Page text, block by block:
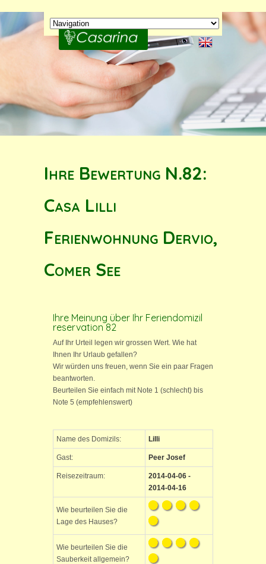
Ihre Bewertung N.82:
Casa Lilli
Ferienwohnung Dervio,
Comer See
Ihre Meinung über Ihr Feriendomizil
reservation 82
Auf Ihr Urteil legen wir grossen Wert. Wie hat
Ihnen Ihr Urlaub gefallen?
Wir würden uns freuen, wenn Sie ein paar Fragen
beantworten.
Beurteilen Sie einfach mit Note 1 (schlecht) bis
Note 5 (empfehlenswert)
Name des Domizils: Lilli
Gast: Peer Josef
Reisezeitraum:
2014-04-06 -
2014-04-16
Wie beurteilen Sie die
Lage des Hauses?
Wie beurteilen Sie die
Sauberkeit allgemein?